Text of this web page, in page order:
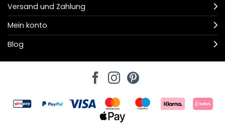
Versand und Zahlung
Mein konto
Blog